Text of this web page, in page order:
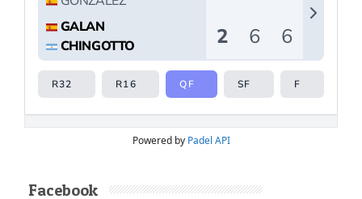
ElRafa Nadal Academy Padel Tour by
Playtomiccerrará su primera edición en
Estados Unidos con una última parada en
Nueva York
, donde del 14 al 16 de agosto
se
Reserve Hudson Yards. La cita reunirá a72
, repartidos en 36 parejas y tres
campeones del circuito en territorio